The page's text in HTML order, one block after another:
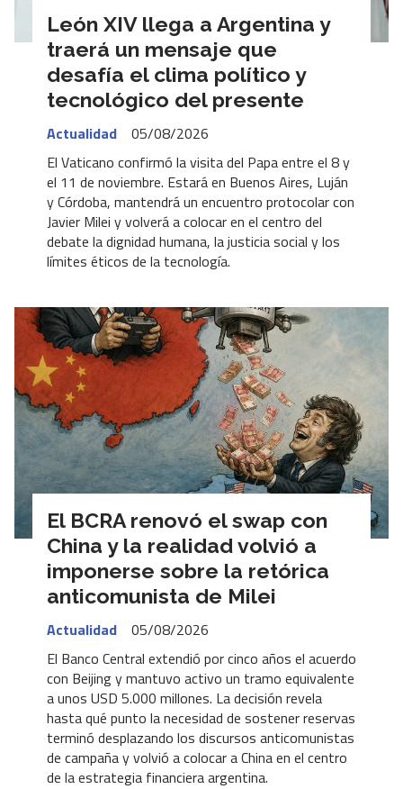
León XIV llega a Argentina y
traerá un mensaje que
desafía el clima político y
tecnológico del presente
Actualidad
05/08/2026
El Vaticano confirmó la visita del Papa entre el 8 y
el 11 de noviembre. Estará en Buenos Aires, Luján
y Córdoba, mantendrá un encuentro protocolar con
Javier Milei y volverá a colocar en el centro del
debate la dignidad humana, la justicia social y los
límites éticos de la tecnología.
El BCRA renovó el swap con
China y la realidad volvió a
imponerse sobre la retórica
anticomunista de Milei
Actualidad
05/08/2026
El Banco Central extendió por cinco años el acuerdo
con Beijing y mantuvo activo un tramo equivalente
a unos USD 5.000 millones. La decisión revela
hasta qué punto la necesidad de sostener reservas
terminó desplazando los discursos anticomunistas
de campaña y volvió a colocar a China en el centro
de la estrategia financiera argentina.